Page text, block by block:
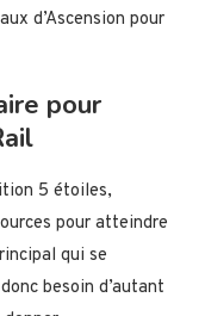
d’Ascension pour
pour
5 étoiles,
pour atteindre
qui se
besoin d’autant